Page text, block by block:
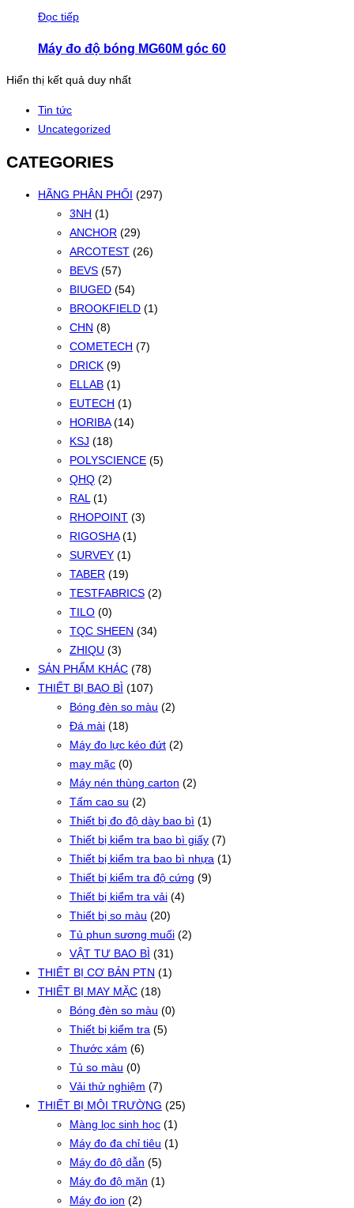
Đọc tiếp
Máy đo độ bóng MG60M góc 60
Hiển thị kết quả duy nhất
Tin tức
Uncategorized
CATEGORIES
HÃNG PHÂN PHỐI (297)
3NH (1)
ANCHOR (29)
ARCOTEST (26)
BEVS (57)
BIUGED (54)
BROOKFIELD (1)
CHN (8)
COMETECH (7)
DRICK (9)
ELLAB (1)
EUTECH (1)
HORIBA (14)
KSJ (18)
POLYSCIENCE (5)
QHQ (2)
RAL (1)
RHOPOINT (3)
RIGOSHA (1)
SURVEY (1)
TABER (19)
TESTFABRICS (2)
TILO (0)
TQC SHEEN (34)
ZHIQU (3)
SẢN PHẨM KHÁC (78)
THIẾT BỊ BAO BÌ (107)
Bóng đèn so màu (2)
Đá mài (18)
Máy đo lực kéo đứt (2)
may mặc (0)
Máy nén thùng carton (2)
Tấm cao su (2)
Thiết bị đo độ dày bao bì (1)
Thiết bị kiểm tra bao bì giấy (7)
Thiết bị kiểm tra bao bì nhựa (1)
Thiết bị kiểm tra độ cứng (9)
Thiết bị kiểm tra vải (4)
Thiết bị so màu (20)
Tủ phun sương muối (2)
VẬT TƯ BAO BÌ (31)
THIẾT BỊ CƠ BẢN PTN (1)
THIẾT BỊ MAY MẶC (18)
Bóng đèn so màu (0)
Thiết bị kiểm tra (5)
Thước xám (6)
Tủ so màu (0)
Vải thử nghiệm (7)
THIẾT BỊ MÔI TRƯỜNG (25)
Màng lọc sinh học (1)
Máy đo đa chỉ tiêu (1)
Máy đo độ dẫn (5)
Máy đo độ mặn (1)
Máy đo ion (2)